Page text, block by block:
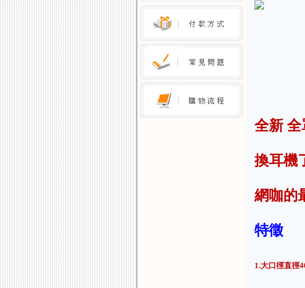
全新
換耳機
網咖的
特徵
1.大口徑直徑